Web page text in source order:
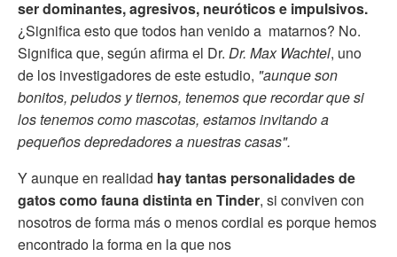
ser dominantes, agresivos, neuróticos e impulsivos.
¿Significa esto que todos han venido a matarnos? No.
Significa que, según afirma el Dr. Dr. Max Wachtel, uno
de los investigadores de este estudio, "aunque son
bonitos, peludos y tiernos, tenemos que recordar que si
los tenemos como mascotas, estamos invitando a
pequeños depredadores a nuestras casas".
Y aunque en realidad hay tantas personalidades de
gatos como fauna distinta en Tinder, si conviven con
nosotros de forma más o menos cordial es porque hemos
encontrado la forma en la que nos